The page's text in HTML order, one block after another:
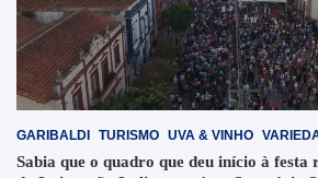
GARIBALDI TURISMO UVA & VINHO
Sabia que o quadro que deu início à festa